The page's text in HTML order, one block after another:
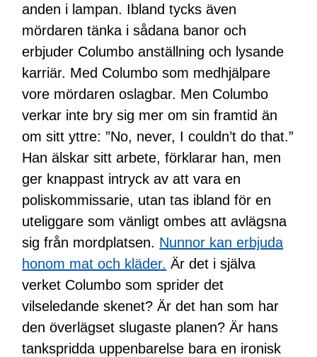
anden i lampan. Ibland tycks även
mördaren tänka i sådana banor och
erbjuder Columbo anställning och lysande
karriär. Med Columbo som medhjälpare
vore mördaren oslagbar. Men Columbo
verkar inte bry sig mer om sin framtid än
om sitt yttre: ”No, never, I couldn’t do that.”
Han älskar sitt arbete, förklarar han, men
ger knappast intryck av att vara en
poliskommissarie, utan tas ibland för en
uteliggare som vänligt ombes att avlägsna
sig från mordplatsen. Nunnor kan erbjuda
honom mat och kläder. Är det i själva
verket Columbo som sprider det
vilseledande skenet? Är det han som har
den överlägset slugaste planen? Är hans
tankspridda uppenbarelse bara en ironisk